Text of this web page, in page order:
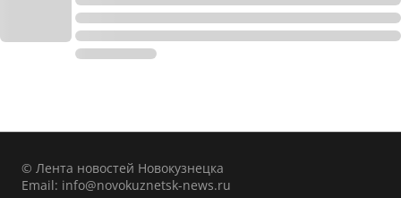
© Лента новостей Новокузнецка
Email: info@novokuznetsk-news.ru